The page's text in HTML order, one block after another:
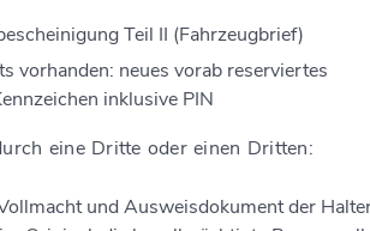
Teil II (Fahrzeugbrief)
vorhanden: neues vorab reserviertes
inklusive PIN
eine Dritte oder einen Dritten:
und Ausweisdokument der